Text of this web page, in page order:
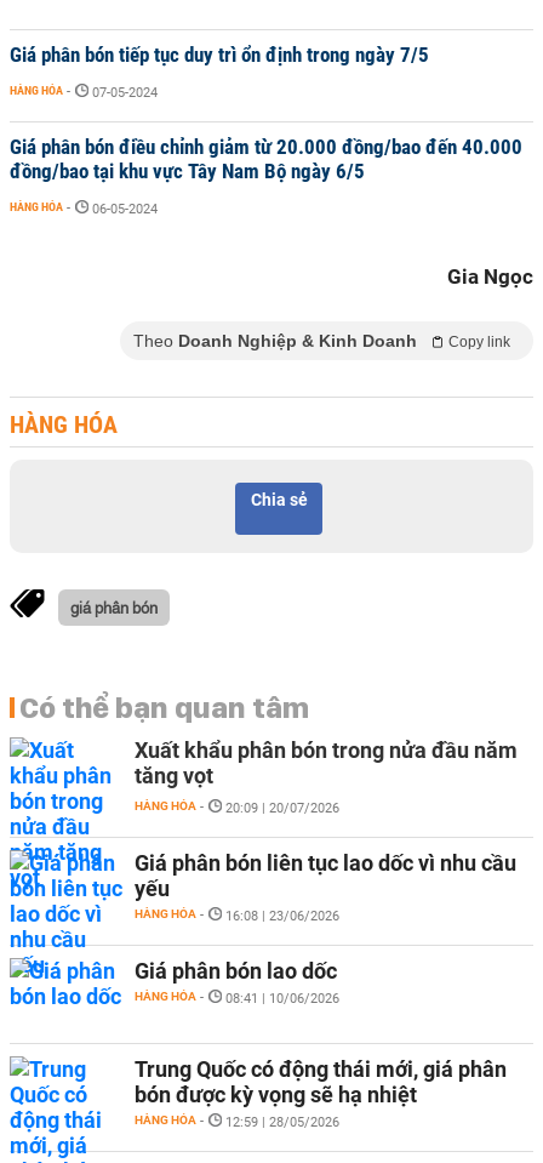
Giá phân bón tiếp tục duy trì ổn định trong ngày 7/5
HÀNG HÓA - 07-05-2024
Giá phân bón điều chỉnh giảm từ 20.000 đồng/bao đến 40.000
đồng/bao tại khu vực Tây Nam Bộ ngày 6/5
HÀNG HÓA - 06-05-2024
Gia Ngọc
Theo Doanh Nghiệp & Kinh Doanh Copy link
HÀNG HÓA
Chia sẻ
giá phân bón
Có thể bạn quan tâm
Xuất khẩu phân bón trong nửa đầu năm
tăng vọt
HÀNG HÓA - 20:09 | 20/07/2026
Giá phân bón liên tục lao dốc vì nhu cầu
yếu
HÀNG HÓA - 16:08 | 23/06/2026
Giá phân bón lao dốc
HÀNG HÓA - 08:41 | 10/06/2026
Trung Quốc có động thái mới, giá phân
bón được kỳ vọng sẽ hạ nhiệt
HÀNG HÓA - 12:59 | 28/05/2026